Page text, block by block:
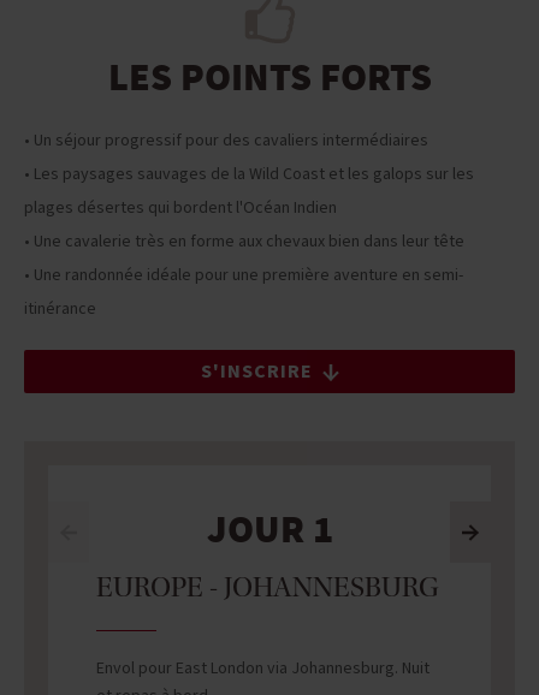
LES POINTS FORTS
• Un séjour progressif pour des cavaliers intermédiaires
• Les paysages sauvages de la Wild Coast et les galops sur les
plages désertes qui bordent l'Océan Indien
• Une cavalerie très en forme aux chevaux bien dans leur tête
• Une randonnée idéale pour une première aventure en semi-
itinérance
S'INSCRIRE
JOUR 1
EUROPE - JOHANNESBURG
Envol pour East London via Johannesburg. Nuit